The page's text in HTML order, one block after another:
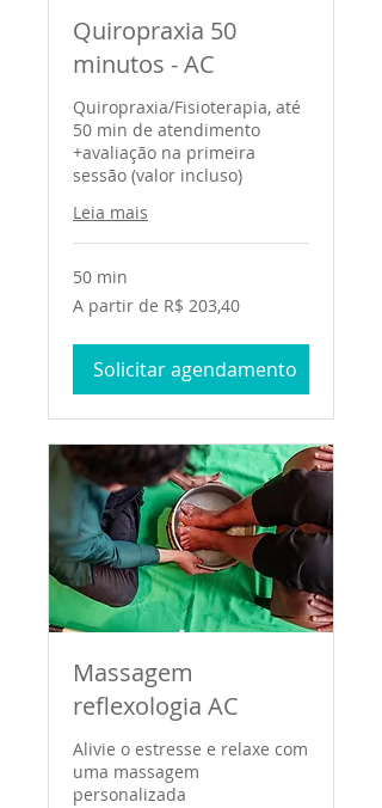
Quiropraxia 50
minutos - AC
Quiropraxia/Fisioterapia, até
50 min de atendimento
+avaliação na primeira
sessão (valor incluso)
Leia mais
50 min
A
partir
brasileiros
A partir de R$ 203,40
Solicitar agendamento
Massagem
reflexologia AC
Alivie o estresse e relaxe com
uma massagem
personalizada